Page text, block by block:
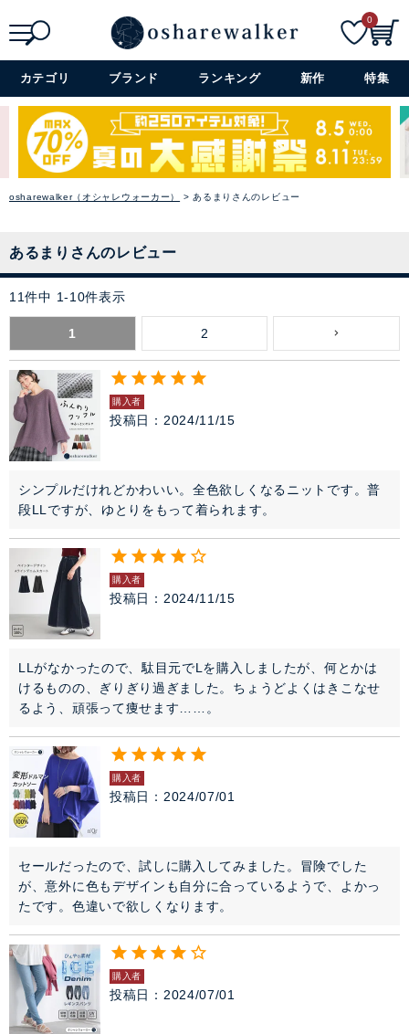
詳細検索+
0
カテゴリ ブランド ランキング 新作 特集
osharewalker（オシャレウォーカー） あるまりさんのレビュー
あるまりさんのレビュー
11件中 1-10件表示
1 2
購入者
投稿日 2024/11/15
シンプルだけれどかわいい。全色欲しくなるニットです。普
段LLですが、ゆとりをもって着られます。
購入者
投稿日 2024/11/15
LLがなかったので、駄目元でLを購入しましたが、何とかは
けるものの、ぎりぎり過ぎました。ちょうどよくはきこなせ
るよう、頑張って痩せます……。
購入者
投稿日 2024/07/01
セールだったので、試しに購入してみました。冒険でした
が、意外に色もデザインも自分に合っているようで、よかっ
たです。色違いで欲しくなります。
購入者
投稿日 2024/07/01